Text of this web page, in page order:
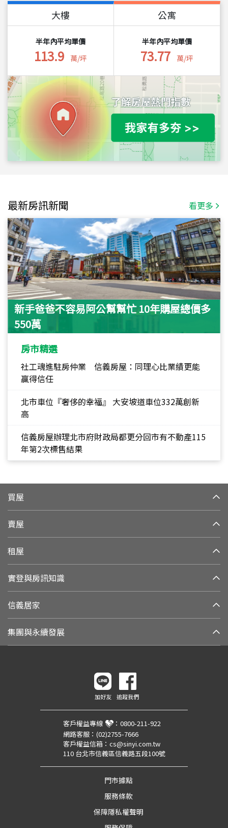
大樓
半年內平均單價
113.9 萬/坪
公寓
半年內平均單價
73.77 萬/坪
最新房訊新聞 看更多
新手爸爸不容易阿公幫幫忙 10年購屋總價多
550萬
房市精選
社工魂進駐房仲業 信義房屋：同理心比業績更能
贏得信任
北市車位『奢侈的幸福』 大安坡道車位332萬創新
高
信義房屋辦理北市府財政局都更分回市有不動產115
年第2次標售結果
買屋
賣屋
租屋
實登與房訊知識
信義居家
集團與永續發展
加好友 追蹤我們
客戶權益專線 ： 0800-211-922
網路客服： (02)2755-7666
客戶權益信箱： cs@sinyi.com.tw
110 台北市信義區信義路五段100號
門市據點
服務條款
保障隱私權聲明